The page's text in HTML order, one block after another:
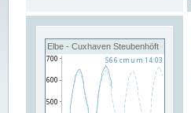
Elbe - Cuxhaven Steubenhöft